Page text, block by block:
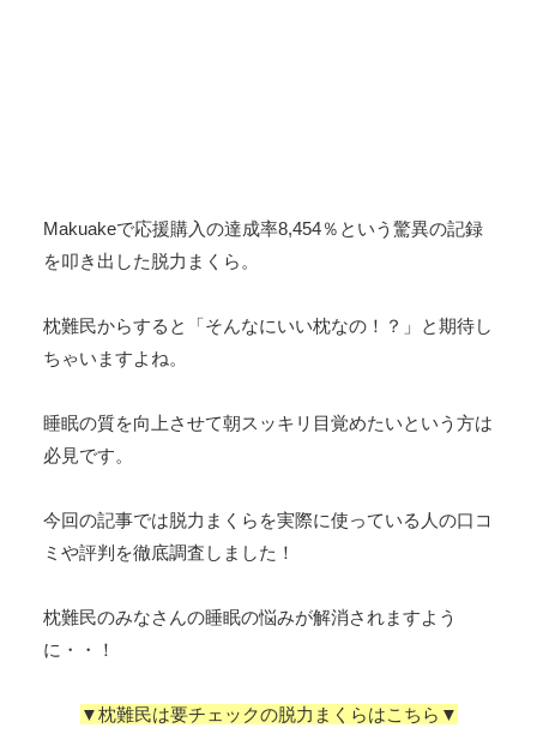
Makuakeで応援購入の達成率8,454％という驚異の記録
を叩き出した脱力まくら。
枕難民からすると「そんなにいい枕なの！？」と期待し
ちゃいますよね。
睡眠の質を向上させて朝スッキリ目覚めたいという方は
必見です。
今回の記事では脱力まくらを実際に使っている人の口コ
ミや評判を徹底調査しました！
枕難民のみなさんの睡眠の悩みが解消されますよう
に・・！
▼枕難民は要チェックの脱力まくらはこちら▼